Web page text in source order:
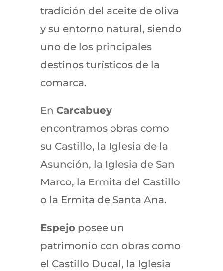
tradición del aceite de oliva
y su entorno natural, siendo
uno de los principales
destinos turísticos de la
comarca.
En Carcabuey
encontramos obras como
su Castillo, la Iglesia de la
Asunción, la Iglesia de San
Marco, la Ermita del Castillo
o la Ermita de Santa Ana.
Espejoposee un
patrimonio con obras como
el Castillo Ducal, la Iglesia